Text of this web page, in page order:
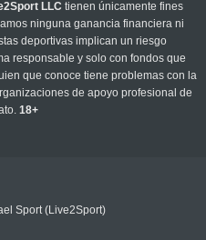
LLC tienen únicamente fines
ninguna ganancia financiera ni
deportivas implican un riesgo
responsable y solo con fondos que
que conoce tiene problemas con la
de apoyo profesional de
18+
Sport (Live2Sport)